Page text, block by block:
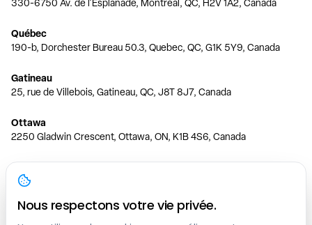
330-6750 Av. de l'Esplanade, Montréal, QC, H2V 1A2, Canada
Québec
190-b, Dorchester Bureau 50.3, Quebec, QC, G1K 5Y9, Canada
Gatineau
25, rue de Villebois, Gatineau, QC, J8T 8J7, Canada
Ottawa
2250 Gladwin Crescent, Ottawa, ON, K1B 4S6, Canada
Toronto
150 Ferrand Dr, 6th Floor, Toronto, ON, M3C 3E5, Canada
Vancouver
Nous respectons votre vie privée.